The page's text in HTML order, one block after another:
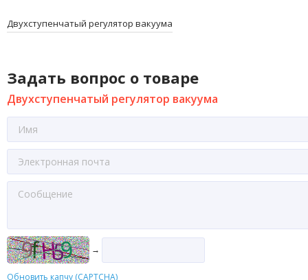
Двухступенчатый регулятор вакуума
Задать вопрос о товаре
Двухступенчатый регулятор вакуума
→
Обновить капчу (CAPTCHA)